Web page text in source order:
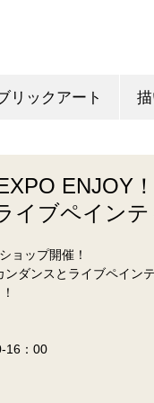
リックアート
ENJOY
イブペインテ
ョップ開催！
ダンスとライブペイン
16：00